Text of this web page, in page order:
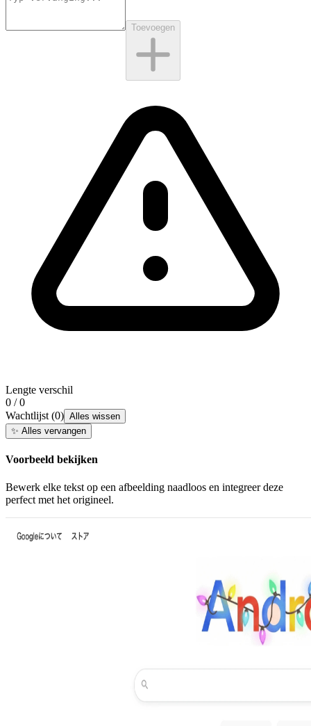
Toevoegen
Lengte verschil
0 / 0
Wachtlijst (0) Alles wissen
✨ Alles vervangen
Voorbeeld bekijken
Bewerk elke tekst op een afbeelding naadloos en integreer deze
perfect met het origineel.